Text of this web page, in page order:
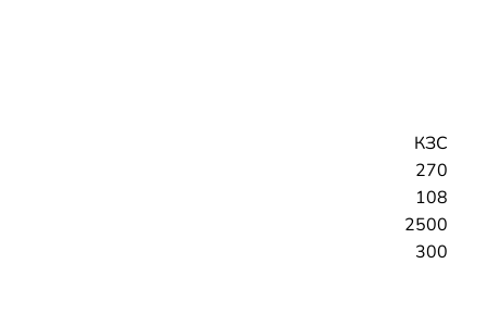
КЗС
270
108
2500
300